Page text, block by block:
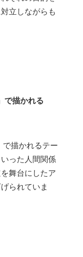
立しながらも
で描かれる
で描かれるテー
った人間関係
舞台にしたア
られていま